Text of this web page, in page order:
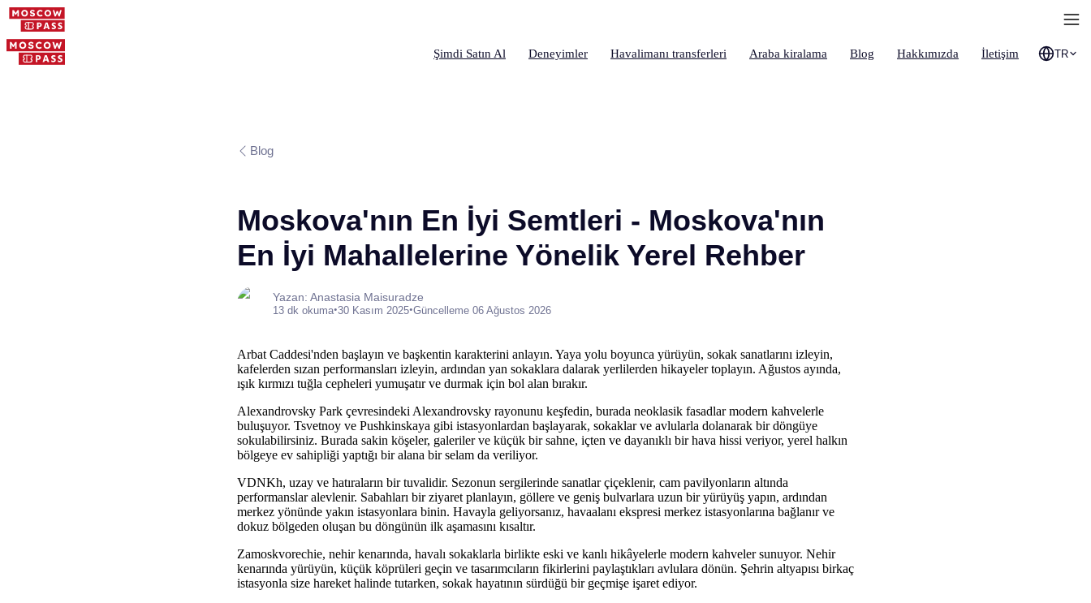
Şimdi Satın Al Deneyimler Havalimanı transferleri Araba kiralama Blog Hakkımızda İletişim TR
Blog
Moskova'nın En İyi Semtleri - Moskova'nın
En İyi Mahallelerine Yönelik Yerel Rehber
Yazan: Anastasia Maisuradze
13 dk okuma•30 Kasım 2025•Güncelleme 06 Ağustos 2026
Arbat Caddesi'nden başlayın ve başkentin karakterini anlayın. Yaya yolu boyunca yürüyün, sokak sanatlarını izleyin,
kafelerden sızan performansları izleyin, ardından yan sokaklara dalarak yerlilerden hikayeler toplayın. Ağustos ayında,
ışık kırmızı tuğla cepheleri yumuşatır ve durmak için bol alan bırakır.
Alexandrovsky Park çevresindeki Alexandrovsky rayonunu keşfedin, burada neoklasik fasadlar modern kahvelerle
buluşuyor. Tsvetnoy ve Pushkinskaya gibi istasyonlardan başlayarak, sokaklar ve avlularla dolanarak bir döngüye
sokulabilirsiniz. Burada sakin köşeler, galeriler ve küçük bir sahne, içten ve dayanıklı bir hava hissi veriyor, yerel halkın
bölgeye ev sahipliği yaptığı bir alana bir selam da veriliyor.
VDNKh, uzay ve hatıraların bir tuvalidir. Sezonun sergilerinde sanatlar çiçeklenir, cam pavilyonların altında
performanslar alevlenir. Sabahları bir ziyaret planlayın, göllere ve geniş bulvarlara uzun bir yürüyüş yapın, ardından
merkez yönünde yakın istasyonlara binin. Havayla geliyorsanız, havaalanı ekspresi merkez istasyonlarına bağlanır ve
dokuz bölgeden oluşan bu döngünün ilk aşamasını kısaltır.
Zamoskvorechie, nehir kenarında, havalı sokaklarla birlikte eski ve kanlı hikâyelerle modern kahveler sunuyor. Nehir
kenarında yürüyün, küçük köprüleri geçin ve tasarımcıların fikirlerini paylaştıkları avlulara dönün. Şehrin altyapısı birkaç
istasyonla size hareket halinde tutarken, sokak hayatının sürdüğü bir geçmişe işaret ediyor.